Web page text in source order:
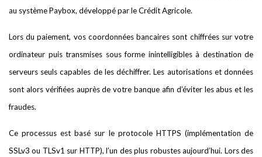
au système Paybox, développé par le Crédit Agricole.
Lors du paiement, vos coordonnées bancaires sont chiffrées sur votre
ordinateur puis transmises sous forme inintelligibles à destination de
serveurs seuls capables de les déchiffrer. Les autorisations et données
sont alors vérifiées auprès de votre banque afin d’éviter les abus et les
fraudes.
Ce processus est basé sur le protocole HTTPS (implémentation de
SSLv3 ou TLSv1 sur HTTP), l’un des plus robustes aujourd’hui. Lors des